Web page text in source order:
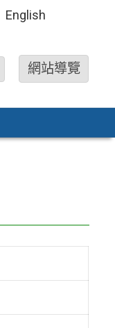
English
網站導覽